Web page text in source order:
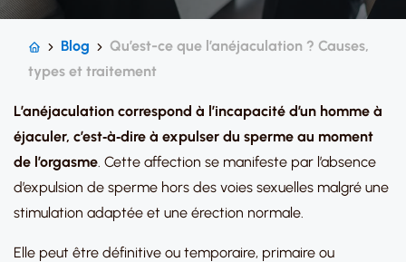
Blog
Qu’est-ce que l’anéjaculation ? Causes,
types et traitement
L’anéjaculation correspond à l’incapacité d’un homme à
éjaculer, c’est‑à‑dire à expulser du sperme au moment
de l’orgasme. Cette affection se manifeste par l’absence
d’expulsion de sperme hors des voies sexuelles malgré une
stimulation adaptée et une érection normale.
Elle peut être définitive ou temporaire, primaire ou